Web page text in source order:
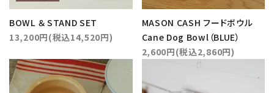
BOWL ＆ STAND SET
13,200円(税込14,520円)
MASON CASH フードボウル
Cane Dog Bowl（BLUE）
2,600円(税込2,860円)